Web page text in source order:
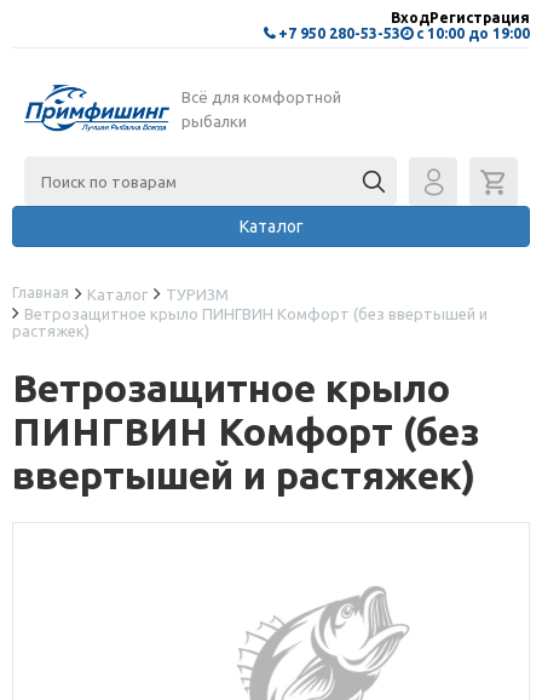
+7 950 280-53-53 с 10:00 до 19:00
ВходРегистрация
Всё для комфортной
рыбалки
Каталог
Главная Каталог
ТУРИЗМ
Ветрозащитное крыло ПИНГВИН Комфорт (без ввертышей и
растяжек)
Ветрозащитное крыло
ПИНГВИН Комфорт (без
ввертышей и растяжек)